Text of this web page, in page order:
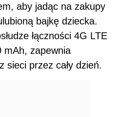
aby jadąc na zakupy
bajkę dziecka.
łączności 4G LTE
mAh, zapewnia
sieci przez cały dzień.